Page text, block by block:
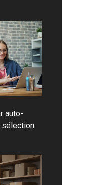
auto-
sélection